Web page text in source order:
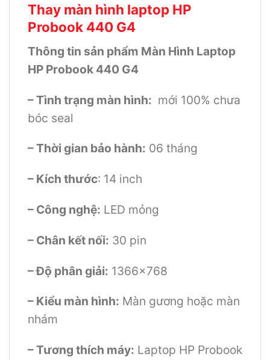
Thay màn hình laptop HP
Probook 440 G4
Thông tin sản phẩm Màn Hình Laptop
HP Probook 440 G4
– Tình trạng màn hình: mới 100% chưa
bóc seal
– Thời gian bảo hành: 06 tháng
– Kích thước: 14 inch
– Công nghệ: LED mỏng
– Chân kết nối: 30 pin
– Độ phân giải: 1366×768
– Kiểu màn hình: Màn gương hoặc màn
nhám
– Tương thích máy: Laptop HP Probook